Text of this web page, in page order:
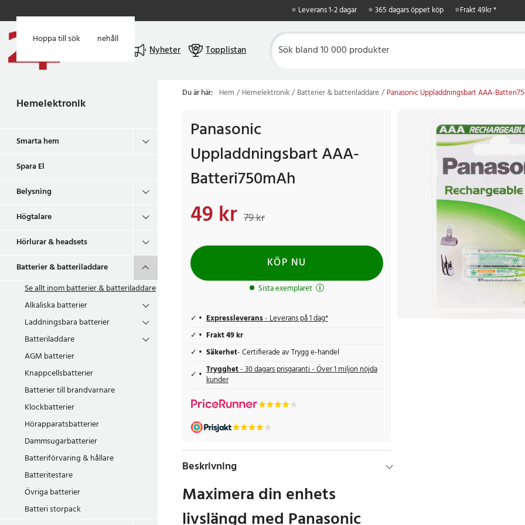
Hoppa till huvudinnehåll
Hoppa till sök
⭐ Leverans 1-2 dagar ⭐ 365 dagars öppet köp ⭐Frakt 49kr *
Nyheter Topplistan
Hemelektronik
Smarta hem
Spara El
Belysning
Högtalare
Hörlurar & headsets
Batterier & batteriladdare
Se allt inombatterier & batteriladdare
Alkaliska batterier
Laddningsbara batterier
Batteriladdare
AGM batterier
Knappcellsbatterier
Batterier till brandvarnare
Klockbatterier
Hörapparatsbatterier
Dammsugarbatterier
Batteriförvaring & hållare
Batteritestare
Övriga batterier
Batteri storpack
Du är här: Hem Hemelektronik Batterier & batteriladdare Panasonic Uppladdningsbart AAA-
Panasonic
Uppladdningsbart AAA-
Batteri750mAh
Nuvarande pris
49 kr 79 kr
KÖP NU
Sista exemplaret
Expressleverans- Leverans på 1 dag*
Frakt 49 kr
Säkerhet- Certifierade av Trygg e-handel
Trygghet- 30 dagars prisgaranti - Över 1 miljon nöjda
kunder
Beskrivning
Maximera din enhets
livslängd med Panasonic